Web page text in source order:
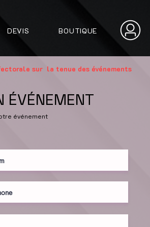
DEVIS BOUTIQUE
sur la tenue des événements
ÉVÉNEMENT
événement